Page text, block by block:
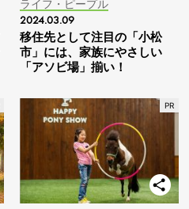
ライフ・ピープル
2024.03.09
移住先として注目の「小松
市」には、家族にやさしい
「アソビ場」揃い！